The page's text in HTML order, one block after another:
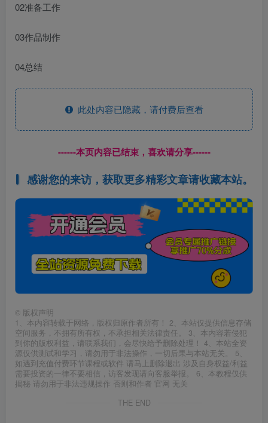
02准备工作
03作品制作
04总结
此处内容已隐藏，请付费后查看
------本页内容已结束，喜欢请分享------
感谢您的来访，获取更多精彩文章请收藏本站。
© 版权声明
1、本内容转载于网络，版权归原作者所有！ 2、本站仅提供信息存储
空间服务，不拥有所有权，不承担相关法律责任。 3、本内容若侵犯
到你的版权利益，请联系我们，会尽快给予删除处理！ 4、本站全资
源仅供测试和学习，请勿用于非法操作，一切后果与本站无关。 5、
如遇到充值付费环节课程或软件 请马上删除退出 涉及自身权益/利益
需要投资的一律不要相信，访客发现请向客服举报。 6、本教程仅供
揭秘 请勿用于非法违规操作 否则和作者 官网 无关
THE END